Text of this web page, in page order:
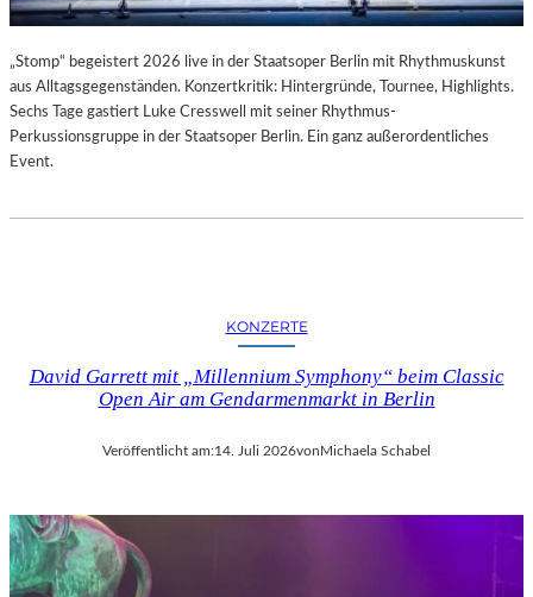
„Stomp“ begeistert 2026 live in der Staatsoper Berlin mit Rhythmuskunst
aus Alltagsgegenständen. Konzertkritik: Hintergründe, Tournee, Highlights.
Sechs Tage gastiert Luke Cresswell mit seiner Rhythmus-
Perkussionsgruppe in der Staatsoper Berlin. Ein ganz außerordentliches
Event.
KONZERTE
David Garrett mit „Millennium Symphony“ beim Classic
Open Air am Gendarmenmarkt in Berlin
Veröffentlicht am:14. Juli 2026vonMichaela Schabel